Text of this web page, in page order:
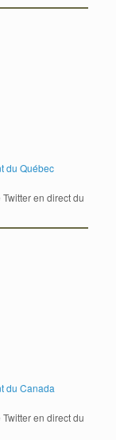
du Québec
en direct du
du Canada
en direct du